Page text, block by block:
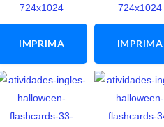
IMPRIMA
ATIVIDADE
IMPRIMA
ATIVIDADE